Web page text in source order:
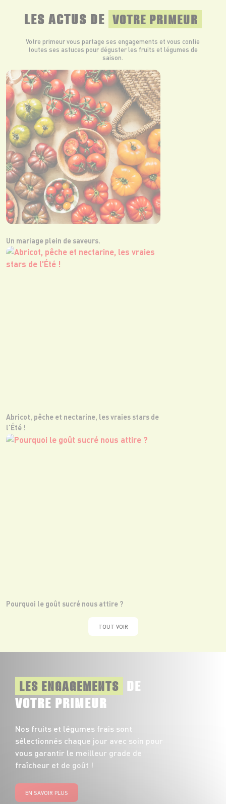
LES ACTUS DE VOTRE PRIMEUR
Votre primeur vous partage ses engagements et vous confie
toutes ses astuces pour déguster les fruits et légumes de
saison.
Un mariage plein de saveurs.
Abricot, pêche et nectarine, les vraies stars de
l'Été !
Pourquoi le goût sucré nous attire ?
TOUT VOIR
LES ENGAGEMENTS DE
VOTRE PRIMEUR
Nos fruits et légumes frais sont
sélectionnés chaque jour avec soin pour
vous garantir le meilleur grade de
fraîcheur et de goût !
EN SAVOIR PLUS